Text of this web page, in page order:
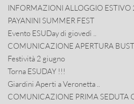
INFORMAZIONI ALLOGGIO ESTIVO
PAYANINI SUMMER FEST
Evento ESUDay di giovedì ..
COMUNICAZIONE APERTURA
Festività 2 giugno
Torna ESUDAY !!!
Giardini Aperti a Veronetta ..
COMUNICAZIONE PRIMA SEDUTA